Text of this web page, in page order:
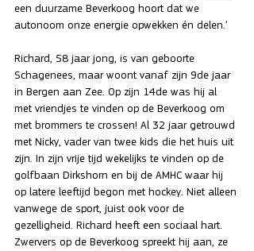
een duurzame Beverkoog hoort dat we
autonoom onze energie opwekken én delen.’
Richard, 58 jaar jong, is van geboorte
Schagenees, maar woont vanaf zijn 9de jaar
in Bergen aan Zee. Op zijn 14de was hij al
met vriendjes te vinden op de Beverkoog om
met brommers te crossen! Al 32 jaar getrouwd
met Nicky, vader van twee kids die het huis uit
zijn. In zijn vrije tijd wekelijks te vinden op de
golfbaan Dirkshorn en bij de AMHC waar hij
op latere leeftijd begon met hockey. Niet alleen
vanwege de sport, juist ook voor de
gezelligheid. Richard heeft een sociaal hart.
Zwervers op de Beverkoog spreekt hij aan, ze